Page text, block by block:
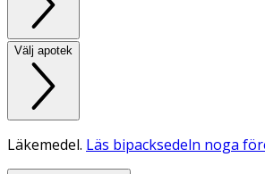
Välj apotek
Läkemedel. Läs bipacksedeln noga